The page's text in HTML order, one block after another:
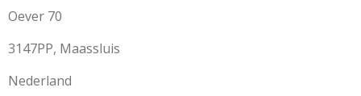
Oever 70
3147PP, Maassluis
Nederland